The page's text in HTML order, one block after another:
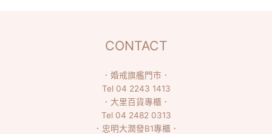
CONTACT
． 婚戒旗艦門市 ．
Tel 04 2243 1413
． 大里百貨專櫃 ．
Tel 04 2482 0313
． 忠明大潤發B1專櫃 ．